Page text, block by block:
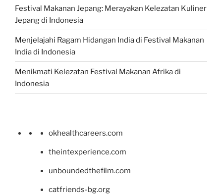
Festival Makanan Jepang: Merayakan Kelezatan Kuliner
Jepang di Indonesia
Menjelajahi Ragam Hidangan India di Festival Makanan
India di Indonesia
Menikmati Kelezatan Festival Makanan Afrika di
Indonesia
okhealthcareers.com
theintexperience.com
unboundedthefilm.com
catfriends-bg.org